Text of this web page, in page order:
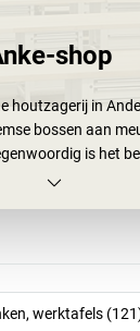
shop
houtzagerij in
bossen aan
is het
die innovatieve
De
extreemwerktafels